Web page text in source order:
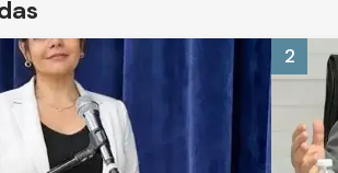
2